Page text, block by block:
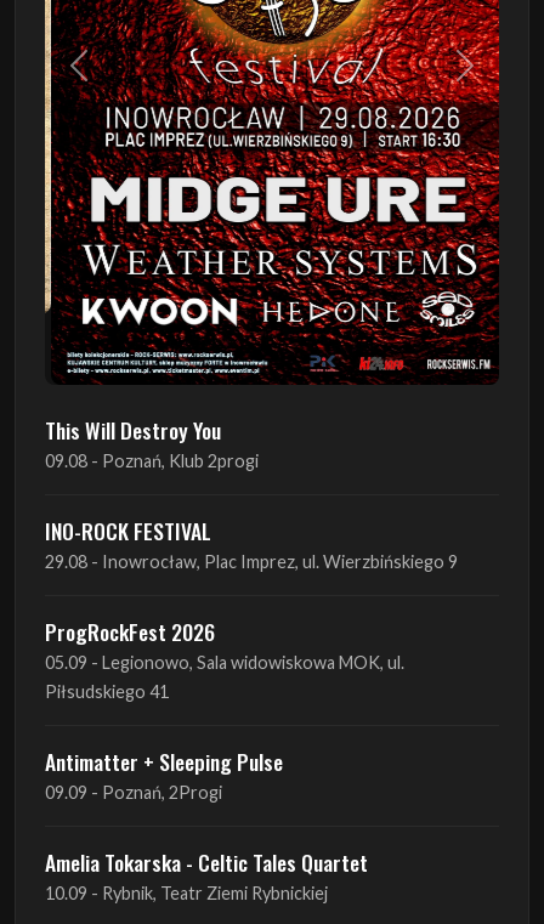
Poprzedni Następny
This Will Destroy You
09.08 - Poznań, Klub 2progi
INO-ROCK FESTIVAL
29.08 - Inowrocław, Plac Imprez, ul. Wierzbińskiego 9
ProgRockFest 2026
05.09 - Legionowo, Sala widowiskowa MOK, ul.
Piłsudskiego 41
Antimatter + Sleeping Pulse
09.09 - Poznań, 2Progi
Amelia Tokarska - Celtic Tales Quartet
10.09 - Rybnik, Teatr Ziemi Rybnickiej